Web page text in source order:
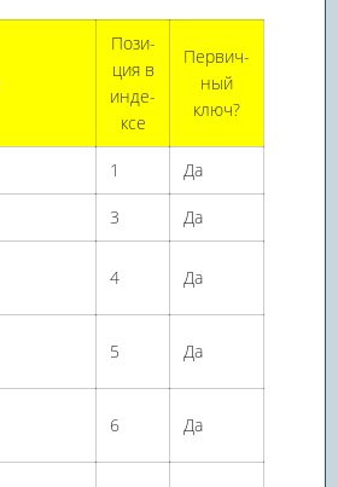
Пози­
ция в
инде­
ксе
Первич­
ный
ключ?
1 Да
3 Да
4 Да
5 Да
6 Да